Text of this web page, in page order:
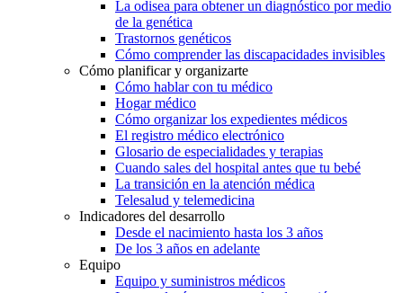
La odisea para obtener un diagnóstico por medio
de la genética
Trastornos genéticos
Cómo comprender las discapacidades invisibles
Cómo planificar y organizarte
Cómo hablar con tu médico
Hogar médico
Cómo organizar los expedientes médicos
El registro médico electrónico
Glosario de especialidades y terapias
Cuando sales del hospital antes que tu bebé
La transición en la atención médica
Telesalud y telemedicina
Indicadores del desarrollo
Desde el nacimiento hasta los 3 años
De los 3 años en adelante
Equipo
Equipo y suministros médicos